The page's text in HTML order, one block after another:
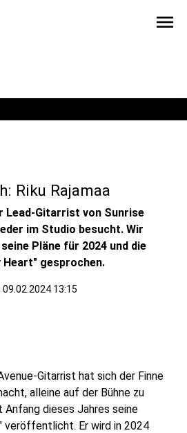
menu
Riku Rajamaa
Lead-Gitarrist von Sunrise
im Studio besucht. Wir
Pläne für 2024 und die
Heart" gesprochen.
09.02.2024 13:15
Gitarrist hat sich der Finne
alleine auf der Bühne zu
Anfang dieses Jahres seine
veröffentlicht. Er wird in 2024